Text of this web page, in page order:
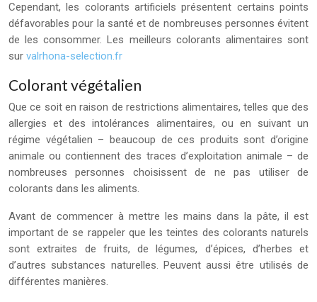
Cependant, les colorants artificiels présentent certains points
défavorables pour la santé et de nombreuses personnes évitent
de les consommer. Les meilleurs colorants alimentaires sont
sur valrhona-selection.fr
Colorant végétalien
Que ce soit en raison de restrictions alimentaires, telles que des
allergies et des intolérances alimentaires, ou en suivant un
régime végétalien – beaucoup de ces produits sont d’origine
animale ou contiennent des traces d’exploitation animale – de
nombreuses personnes choisissent de ne pas utiliser de
colorants dans les aliments.
Avant de commencer à mettre les mains dans la pâte, il est
important de se rappeler que les teintes des colorants naturels
sont extraites de fruits, de légumes, d’épices, d’herbes et
d’autres substances naturelles. Peuvent aussi être utilisés de
différentes manières.